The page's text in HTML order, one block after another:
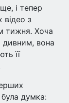
і тепер
відео з
тижня. Хоча
дивним, вона
її
була думка: